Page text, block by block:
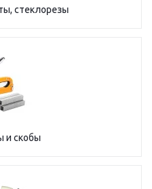
стеклорезы
и скобы